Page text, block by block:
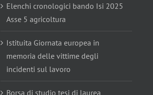
Elenchi cronologici bando Isi 2025
Asse 5 agricoltura
Istituita Giornata europea in
memoria delle vittime degli
incidenti sul lavoro
Borsa di studio tesi di laurea